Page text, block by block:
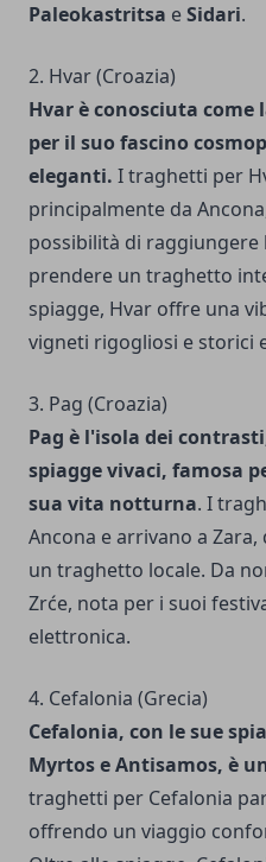
Paleokastritsa eSidari.
2. Hvar (Croazia)
Hvar è conosciuta come
per il suo fascino
eleganti. I traghetti per
principalmente da
possibilità di raggiungere
prendere un traghetto
spiagge, Hvar offre una
vigneti rigogliosi e storici
3. Pag (Croazia)
Pag è l'isola dei
spiagge vivaci, famosa
sua vita notturna. I
Ancona e arrivano a
un traghetto locale. Da
Zrće, nota per i suoi
elettronica.
4. Cefalonia (Grecia)
Cefalonia, con le sue
Myrtos e Antisamos, è
traghetti per Cefalonia
offrendo un viaggio